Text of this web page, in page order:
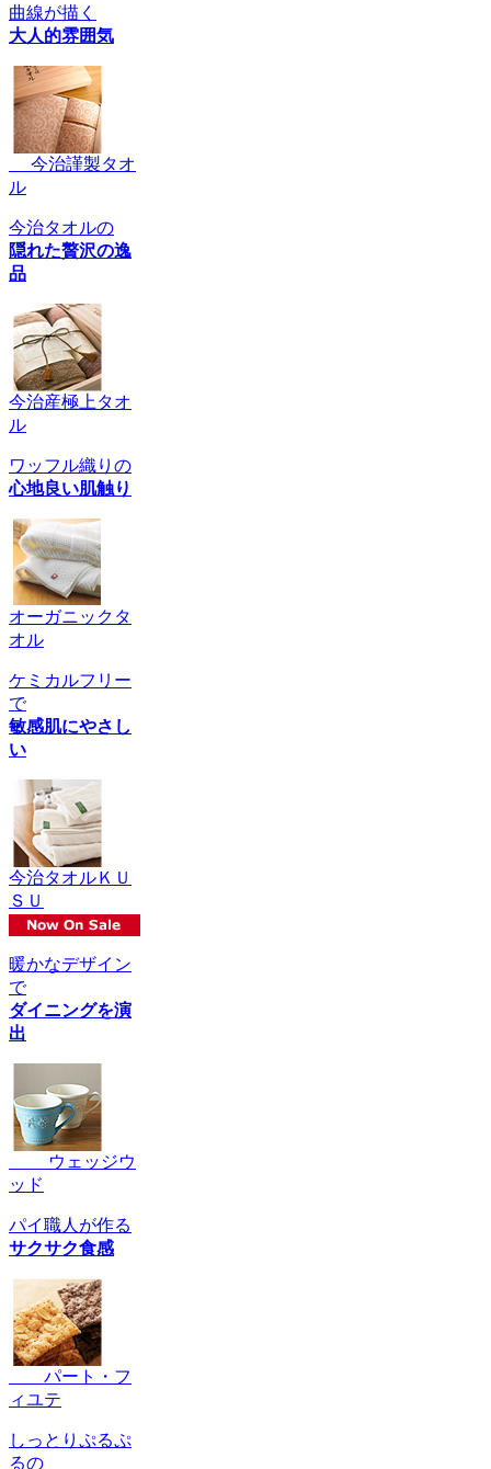
曲線が描く
大人的雰囲気
今治謹製タオ
ル
今治タオルの
隠れた贅沢の逸
品
今治産極上タオ
ル
ワッフル織りの
心地良い肌触り
オーガニックタ
オル
ケミカルフリー
で
敏感肌にやさし
い
今治タオルＫＵ
ＳＵ
暖かなデザイン
で
ダイニングを演
出
ウェッジウ
ッド
パイ職人が作る
サクサク食感
パート・フ
ィユテ
しっとりぷるぷ
るの